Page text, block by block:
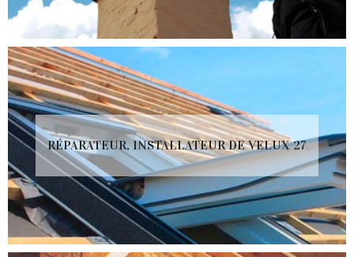
RÉPARATEUR, INSTALLATEUR DE VELUX 27